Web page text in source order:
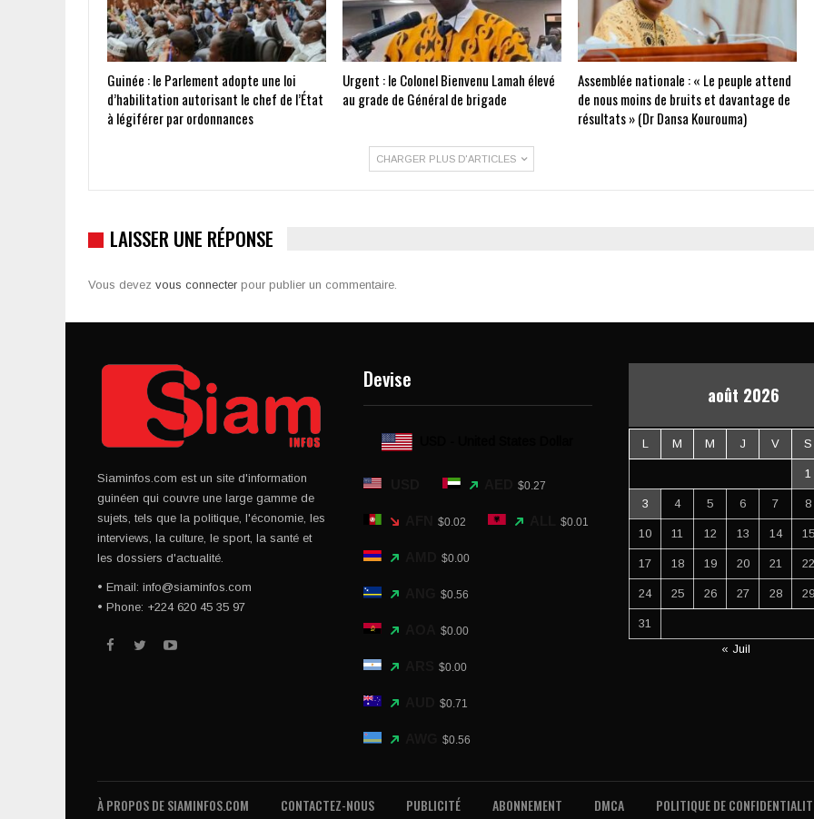
Guinée : le Parlement adopte une loi
d’habilitation autorisant le chef de l’État
à légiférer par ordonnances
Urgent : le Colonel Bienvenu Lamah élevé
au grade de Général de brigade
Assemblée nationale : « Le peuple attend
de nous moins de bruits et davantage de
résultats » (Dr Dansa Kourouma)
CHARGER PLUS D'ARTICLES
LAISSER UNE RÉPONSE
Vous devez vous connecter pour publier un commentaire.
Siaminfos.com est un site d'information
guinéen qui couvre une large gamme de
sujets, tels que la politique, l'économie, les
interviews, la culture, le sport, la santé et
les dossiers d'actualité.
• Email: info@siaminfos.com
• Phone: +224 620 45 35 97
Devise
$0.27
$0.02 $0.01
$0.00
$0.56
$0.00
$0.00
$0.71
$0.56
août 2026
L M M J V S
1
3 4 5 6 7 8
10 11 12 13 14 15
17 18 19 20 21 22
24 25 26 27 28 29
31
« Juil
À PROPOS DE SIAMINFOS.COM CONTACTEZ-NOUS PUBLICITÉ ABONNEMENT DMCA POLITIQUE DE